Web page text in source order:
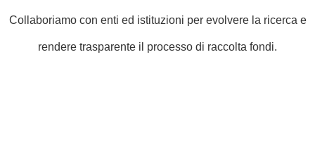
Collaboriamo con enti ed istituzioni per evolvere la ricerca e
rendere trasparente il processo di raccolta fondi.